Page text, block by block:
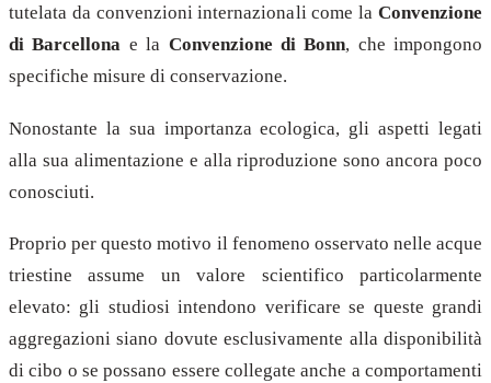
tutelata da convenzioni internazionali come la Convenzione
di Barcellona e la Convenzione di Bonn, che impongono
specifiche misure di conservazione.
Nonostante la sua importanza ecologica, gli aspetti legati
alla sua alimentazione e alla riproduzione sono ancora poco
conosciuti.
Proprio per questo motivo il fenomeno osservato nelle acque
triestine assume un valore scientifico particolarmente
elevato: gli studiosi intendono verificare se queste grandi
aggregazioni siano dovute esclusivamente alla disponibilità
di cibo o se possano essere collegate anche a comportamenti